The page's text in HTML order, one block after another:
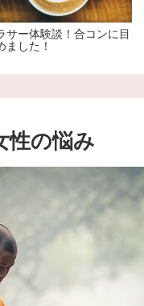
サー体験談！合コンに目
ました！
性の悩み